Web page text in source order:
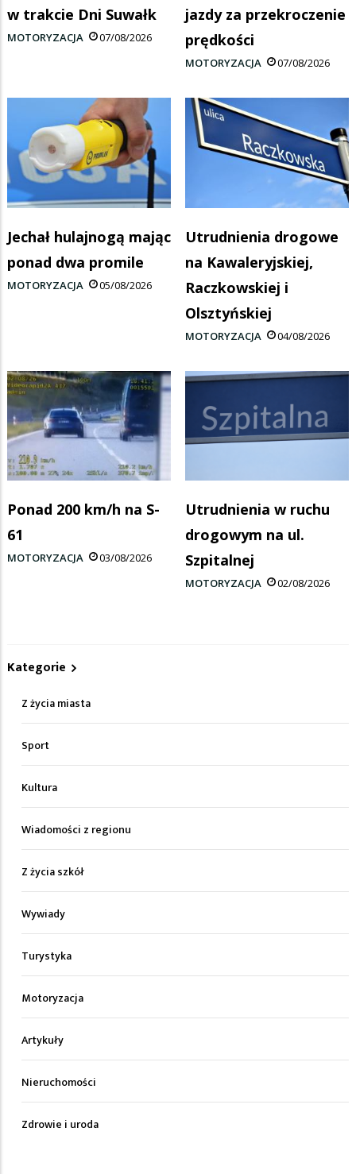
w trakcie Dni Suwałk
MOTORYZACJA 07/08/2026
jazdy za przekroczenie
prędkości
MOTORYZACJA 07/08/2026
Jechał hulajnogą mając
ponad dwa promile
MOTORYZACJA 05/08/2026
Utrudnienia drogowe
na Kawaleryjskiej,
Raczkowskiej i
Olsztyńskiej
MOTORYZACJA 04/08/2026
Ponad 200 km/h na S-
61
MOTORYZACJA 03/08/2026
Utrudnienia w ruchu
drogowym na ul.
Szpitalnej
MOTORYZACJA 02/08/2026
Kategorie
Z życia miasta
Sport
Kultura
Wiadomości z regionu
Z życia szkół
Wywiady
Turystyka
Motoryzacja
Artykuły
Nieruchomości
Zdrowie i uroda